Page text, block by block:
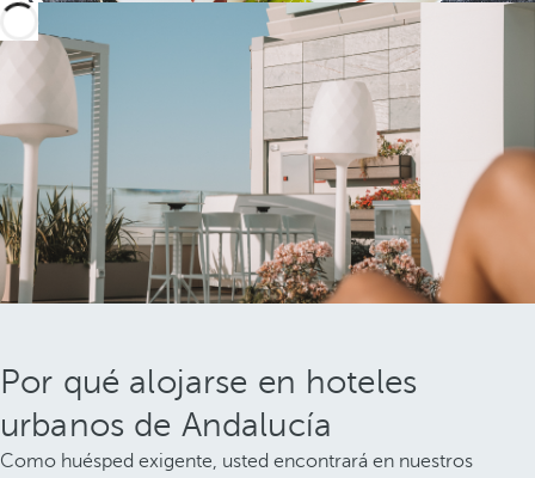
Por qué alojarse en hoteles
urbanos de Andalucía
Como huésped exigente, usted encontrará en nuestros